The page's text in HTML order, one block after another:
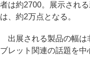
者は約2700。展示され
は、約2万点となる。
出展される製品の幅は
ブレット関連の話題を中